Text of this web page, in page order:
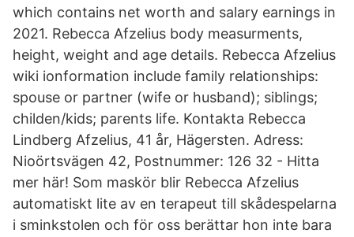
which contains net worth and salary earnings in
2021. Rebecca Afzelius body measurments,
height, weight and age details. Rebecca Afzelius
wiki ionformation include family relationships:
spouse or partner (wife or husband); siblings;
childen/kids; parents life. Kontakta Rebecca
Lindberg Afzelius, 41 år, Hägersten. Adress:
Nioörtsvägen 42, Postnummer: 126 32 - Hitta
mer här! Som maskör blir Rebecca Afzelius
automatiskt lite av en terapeut till skådespelarna
i sminkstolen och för oss berättar hon inte bara